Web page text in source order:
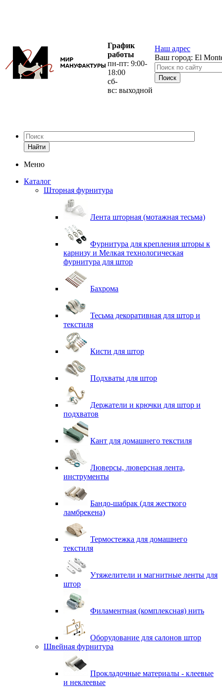
График
работы
пн-пт: 9:00-
18:00
сб-
вс: выходной
Наш адрес
Ваш город: El
Найти
Меню
Каталог
Шторная фурнитура
Лента шторная (мотажная тесьма)
Фурнитура для крепления шторы к
карнизу и Мелкая технологическая
фурнитура для штор
Бахрома
Тесьма декоративная для штор и
текстиля
Кисти для штор
Подхваты для штор
Держатели и крючки для штор и
подхватов
Кант для домашнего текстиля
Люверсы, люверсная лента,
инструменты
Бандо-шабрак (для жесткого
ламбрекена)
Термостежка для домашнего
текстиля
Утяжелители и магнитные ленты для
штор
Филаментная (комплексная) нить
Оборудование для салонов штор
Швейная фурнитура
Прокладочные материалы - клеевые
и неклеевые